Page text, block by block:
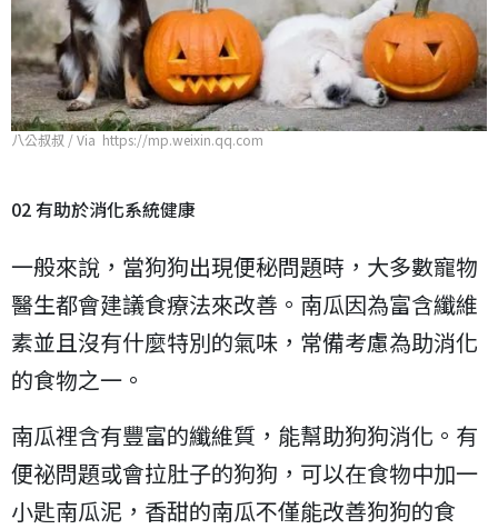
八公叔叔 / Via https://mp.weixin.qq.com
02 有助於消化系統健康
一般來說，當狗狗出現便秘問題時，大多數寵物
醫生都會建議食療法來改善。南瓜因為富含纖維
素並且沒有什麼特別的氣味，常備考慮為助消化
的食物之一。
南瓜裡含有豐富的纖維質，能幫助狗狗消化。有
便祕問題或會拉肚子的狗狗，可以在食物中加一
小匙南瓜泥，香甜的南瓜不僅能改善狗狗的食